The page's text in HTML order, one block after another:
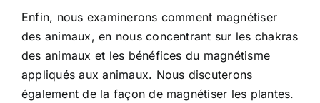
Enfin, nous examinerons comment magnétiser
des animaux, en nous concentrant sur les chakras
des animaux et les bénéfices du magnétisme
appliqués aux animaux. Nous discuterons
également de la façon de magnétiser les plantes.